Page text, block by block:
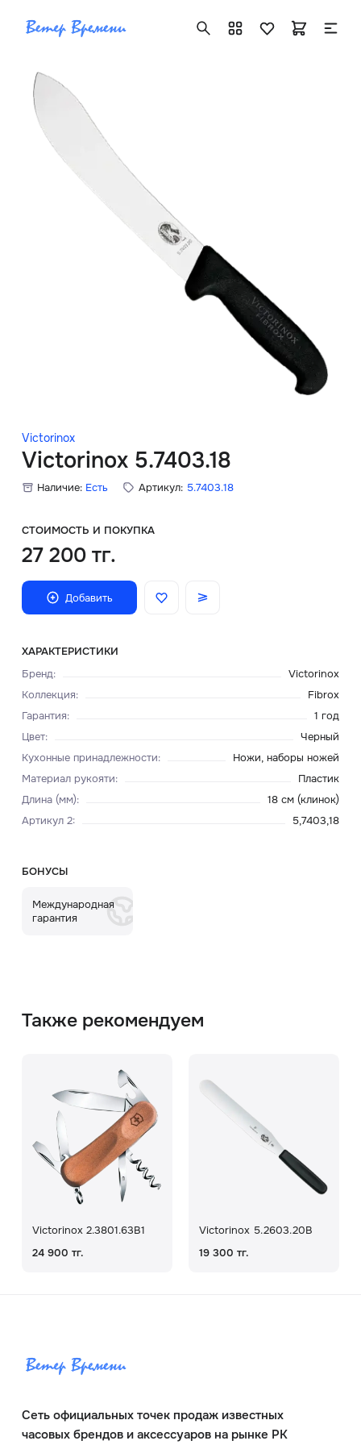
Victorinox
Victorinox 5.7403.18
Наличие: Есть Артикул: 5.7403.18
СТОИМОСТЬ И ПОКУПКА
27 200 тг.
Добавить
ХАРАКТЕРИСТИКИ
Бренд:
Victorinox
Коллекция:
Fibrox
Гарантия:
1 год
Цвет:
Черный
Кухонные принадлежности:
Ножи, наборы ножей
Материал рукояти:
Пластик
Длина (мм):
18 см (клинок)
Артикул 2: 5,7403,18
БОНУСЫ
Международная
гарантия
Также рекомендуем
Victorinox 2.3801.63B1
24 900 тг.
Victorinox 5.2603.20B
19 300 тг.
Сеть официальных точек продаж известных
часовых брендов и аксессуаров на рынке РК
Авторизация
Главная
О нас